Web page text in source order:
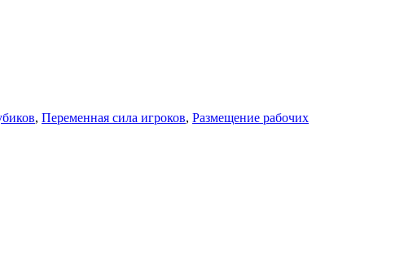
, Переменная сила игроков, Размещение рабочих